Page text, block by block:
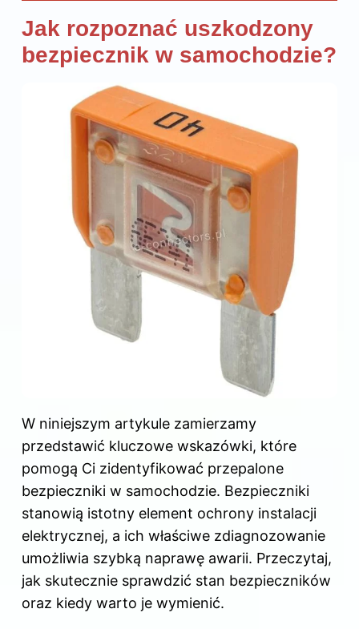
Jak rozpoznać uszkodzony
bezpiecznik w samochodzie?
W niniejszym artykule zamierzamy
przedstawić kluczowe wskazówki, które
pomogą Ci zidentyfikować przepalone
bezpieczniki w samochodzie. Bezpieczniki
stanowią istotny element ochrony instalacji
elektrycznej, a ich właściwe zdiagnozowanie
umożliwia szybką naprawę awarii. Przeczytaj,
jak skutecznie sprawdzić stan bezpieczników
oraz kiedy warto je wymienić.